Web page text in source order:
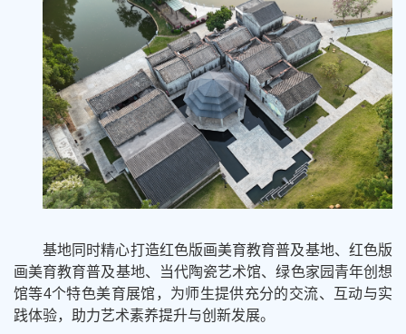
基地同时精心打造红色版画美育教育普及基地、红色版
画美育教育普及基地、当代陶瓷艺术馆、绿色家园青年创想
馆等4个特色美育展馆，为师生提供充分的交流、互动与实
践体验，助力艺术素养提升与创新发展。